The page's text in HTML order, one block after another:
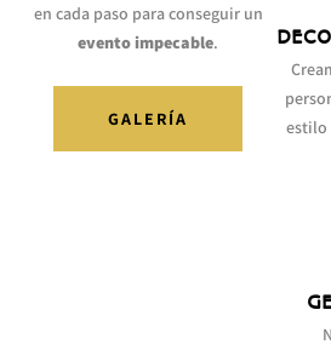
en cada paso para conseguir un
evento impecable.
GALERÍA
estilo